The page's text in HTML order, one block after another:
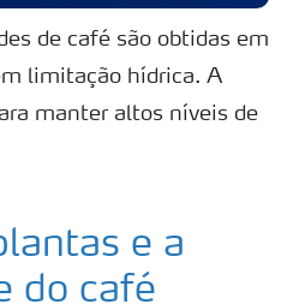
de café são obtidas em
limitação hídrica. A
manter altos níveis de
e a
do café